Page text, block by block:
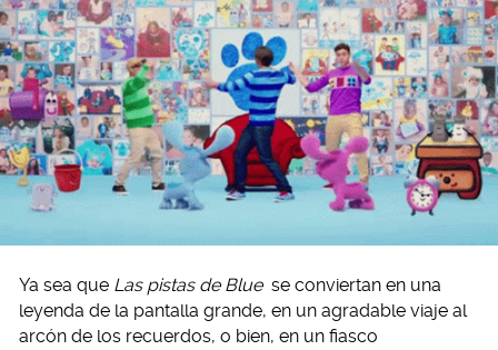
Ya sea que Las pistas de Blue se conviertan en una
leyenda de la pantalla grande, en un agradable viaje al
arcón de los recuerdos, o bien, en un fiasco